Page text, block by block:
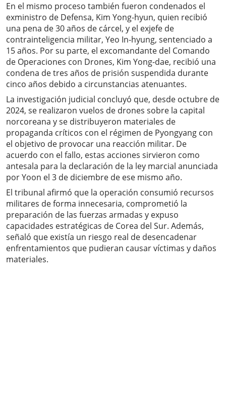
En el mismo proceso también fueron condenados el
exministro de Defensa, Kim Yong-hyun, quien recibió
una pena de 30 años de cárcel, y el exjefe de
contrainteligencia militar, Yeo In-hyung, sentenciado a
15 años. Por su parte, el excomandante del Comando
de Operaciones con Drones, Kim Yong-dae, recibió una
condena de tres años de prisión suspendida durante
cinco años debido a circunstancias atenuantes.
La investigación judicial concluyó que, desde octubre de
2024, se realizaron vuelos de drones sobre la capital
norcoreana y se distribuyeron materiales de
propaganda críticos con el régimen de Pyongyang con
el objetivo de provocar una reacción militar. De
acuerdo con el fallo, estas acciones sirvieron como
antesala para la declaración de la ley marcial anunciada
por Yoon el 3 de diciembre de ese mismo año.
El tribunal afirmó que la operación consumió recursos
militares de forma innecesaria, comprometió la
preparación de las fuerzas armadas y expuso
capacidades estratégicas de Corea del Sur. Además,
señaló que existía un riesgo real de desencadenar
enfrentamientos que pudieran causar víctimas y daños
materiales.